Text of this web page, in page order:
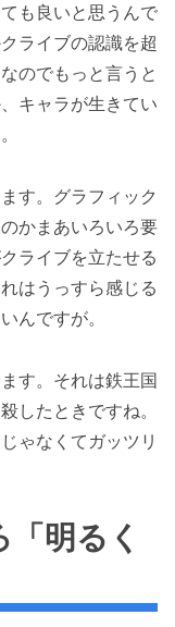
も良いと思うんで
ライブの認識を超
のでもっと言うと
キャラが生きてい
す。グラフィック
かまあいろいろ要
ライブを立たせる
はうっすら感じる
んですが。
す。それは鉄王国
したときですね。
ゃなくてガッツリ
明るく